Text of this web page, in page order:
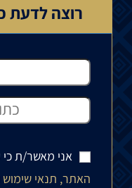
רוצה לדעת
אני מאשר/ת כי
האתר, תנאי שימוש